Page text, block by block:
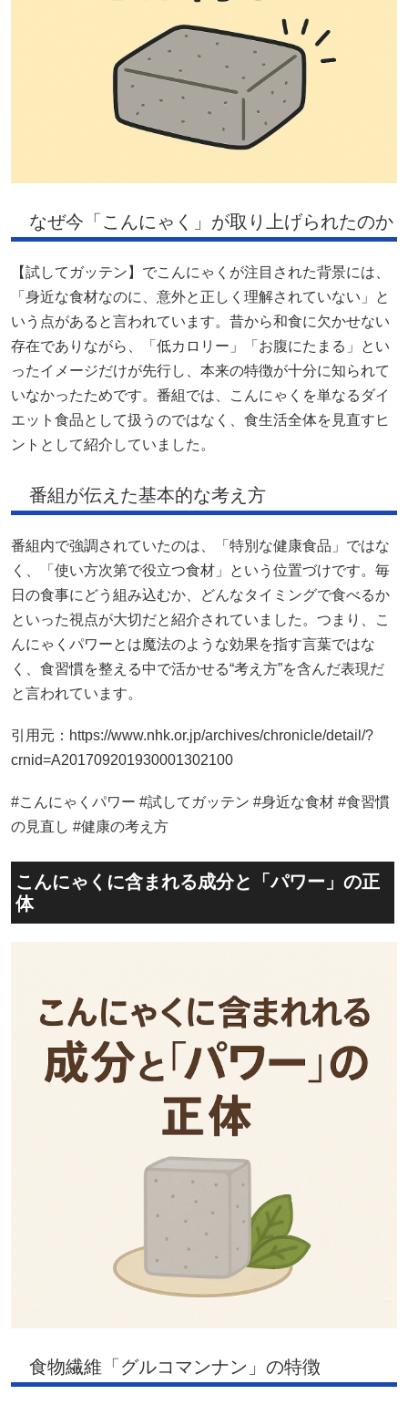
なぜ今「こんにゃく」が取り上げられたのか
【試してガッテン】でこんにゃくが注目された背景には、
「身近な食材なのに、意外と正しく理解されていない」と
いう点があると言われています。昔から和食に欠かせない
存在でありながら、「低カロリー」「お腹にたまる」とい
ったイメージだけが先行し、本来の特徴が十分に知られて
いなかったためです。番組では、こんにゃくを単なるダイ
エット食品として扱うのではなく、食生活全体を見直すヒ
ントとして紹介していました。
番組が伝えた基本的な考え方
番組内で強調されていたのは、「特別な健康食品」ではな
く、「使い方次第で役立つ食材」という位置づけです。毎
日の食事にどう組み込むか、どんなタイミングで食べるか
といった視点が大切だと紹介されていました。つまり、こ
んにゃくパワーとは魔法のような効果を指す言葉ではな
く、食習慣を整える中で活かせる“考え方”を含んだ表現だ
と言われています。
引用元：https://www.nhk.or.jp/archives/chronicle/detail/?
crnid=A201709201930001302100
#こんにゃくパワー #試してガッテン #身近な食材 #食習慣
の見直し #健康の考え方
こんにゃくに含まれる成分と「パワー」の正
体
食物繊維「グルコマンナン」の特徴